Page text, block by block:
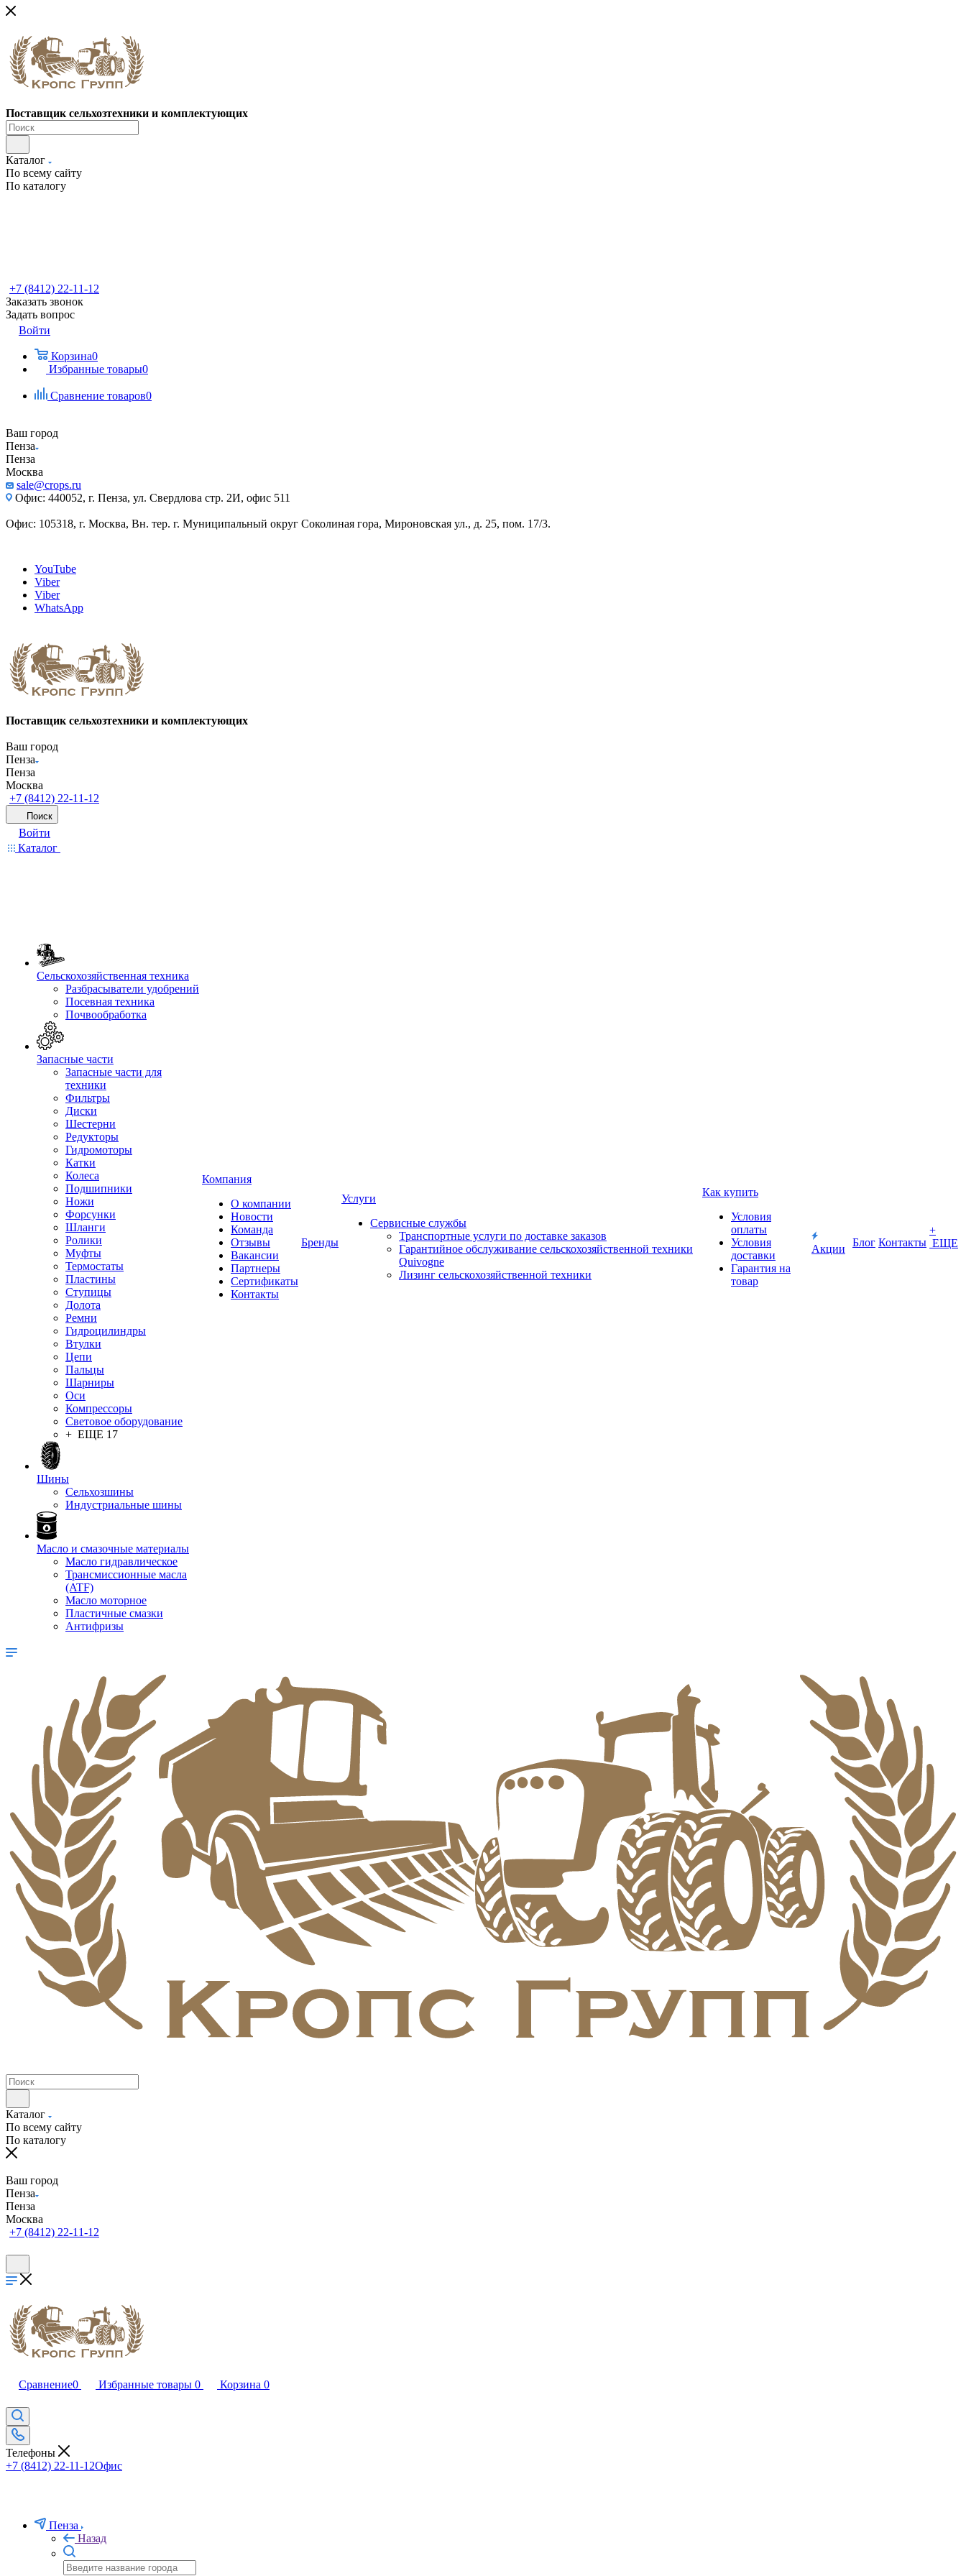
Поставщик сельхозтехники и комплектующих
Каталог
По всему сайту
По каталогу
+7 (8412) 22-11-12
Заказать звонок
Задать вопрос
Войти
Корзина0
Избранные товары0
Сравнение товаров0
Ваш город
Пенза
Пенза
Москва
sale@crops.ru
Офис: 440052, г. Пенза, ул. Свердлова стр. 2И, офис 511
Офис: 105318, г. Москва, Вн. тер. г. Муниципальный округ Соколиная гора, Мироновская ул., д. 25, пом. 17/3.
YouTube
Viber
Viber
WhatsApp
Поставщик сельхозтехники и комплектующих
Ваш город
Пенза
Пенза
Москва
+7 (8412) 22-11-12
Поиск
Войти
Каталог
Сельскохозяйственная техника
Разбрасыватели удобрений
Посевная техника
Почвообработка
Запасные части
Запасные части для
техники
Фильтры
Диски
Шестерни
Редукторы
Гидромоторы
Катки
Колеса
Подшипники
Ножи
Форсунки
Шланги
Ролики
Муфты
Термостаты
Пластины
Ступицы
Долота
Ремни
Гидроцилиндры
Втулки
Цепи
Пальцы
Шарниры
Оси
Компрессоры
Световое оборудование
+ ЕЩЕ 17
Шины
Сельхозшины
Индустриальные шины
Масло и смазочные материалы
Масло гидравлическое
Трансмиссионные масла
(ATF)
Масло моторное
Пластичные смазки
Антифризы
Компания
О компании
Новости
Команда
Отзывы
Вакансии
Партнеры
Сертификаты
Контакты
Бренды
Услуги
Сервисные службы
Транспортные услуги по доставке заказов
Гарантийное обслуживание сельскохозяйственной техники
Quivogne
Лизинг сельскохозяйственной техники
Как купить
Условия
оплаты
Условия
доставки
Гарантия на
товар
Акции
Блог Контакты
+
ЕЩЕ
Каталог
По всему сайту
По каталогу
Ваш город
Пенза
Пенза
Москва
+7 (8412) 22-11-12
Сравнение0 Избранные товары 0 Корзина 0
Телефоны
+7 (8412) 22-11-12Офис
Пенза
Назад